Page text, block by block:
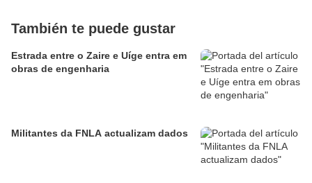
También te puede gustar
Estrada entre o Zaire e Uíge entra em
obras de engenharia
Militantes da FNLA actualizam dados